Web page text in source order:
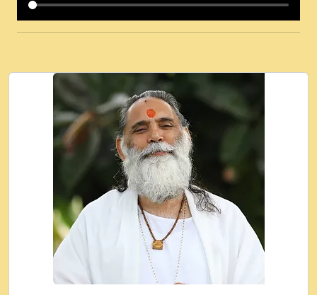
कई पकड क मर हथ र मह वदवन पहच दय! मह जन
Ki - Krishna Bhajan - New Bhajan 2020
#Ishwar Bhakti.mp3
जब से गीता ज्ञान पाया मैं बड़ी मस्ती में हूँ । 2018 -
Rishikesh - Ratan Ji Rasik.mp3
तन हल दल द सनव मड उतत सर रख क, नल रव त
गल लग जव त सर उतत हथ रख द!.mp3
तू कर प्रीतम से प्रीत, यूहीं दिन बीतते जाते हैं ।
2018 - Rishikesh - Swami Gyananand Ji
Maharaj.mp3
न म गवद गपल गद फर, पयर महन न रझद फर! shri